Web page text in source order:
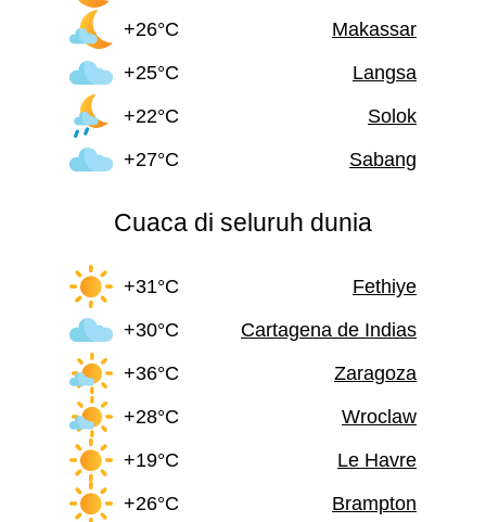
+26°C
Makassar
+25°C
Langsa
+22°C
Solok
+27°C
Sabang
Cuaca di seluruh dunia
+31°C
Fethiye
+30°C
Cartagena de Indias
+36°C
Zaragoza
+28°C
Wroclaw
+19°C
Le Havre
+26°C
Brampton